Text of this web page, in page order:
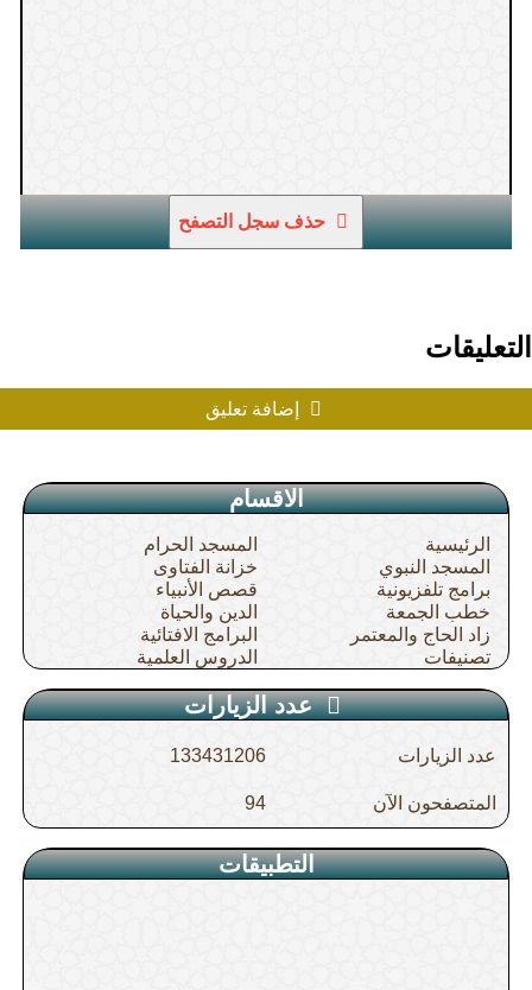
1. حذف سجل التصفح
التعليقات
إضافة تعليق
الاقسام
الرئيسية
المسجد الحرام
المسجد النبوي
خزانة الفتاوى
برامج تلفزيونية
قصص الأنبياء
خطب الجمعة
الدين والحياة
زاد الحاج والمعتمر
البرامج الافتائية
تصنيفات
الدروس العلمية
عدد الزيارات
عدد الزيارات 133431206
المتصفحون الآن 94
التطبيقات